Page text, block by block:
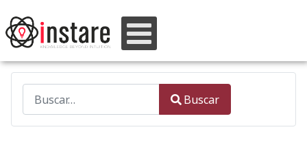
Type 2 or more characters for results.
Buscar